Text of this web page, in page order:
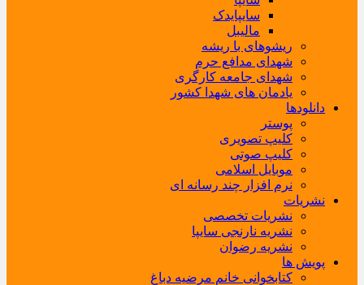
سایپایدک
مالیبل
ریشوهای با ریشه
شهدای مدافع حرم
شهدای جامعه کارگری
یادمان های شهدا کشور
دانلودها
پوستر
کلیپ تصویری
کلیپ صوتی
موبایل اسلامی
نرم افزار چند رسانه ای
نشریات
نشریات تخصصی
نشریه نارنجی سایپا
نشریه رضوان
پویش ها
کتابخوانی خانم مرضیه دباغ